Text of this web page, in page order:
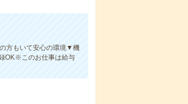
方もいて安心の環境▼機
OK※このお仕事は給与